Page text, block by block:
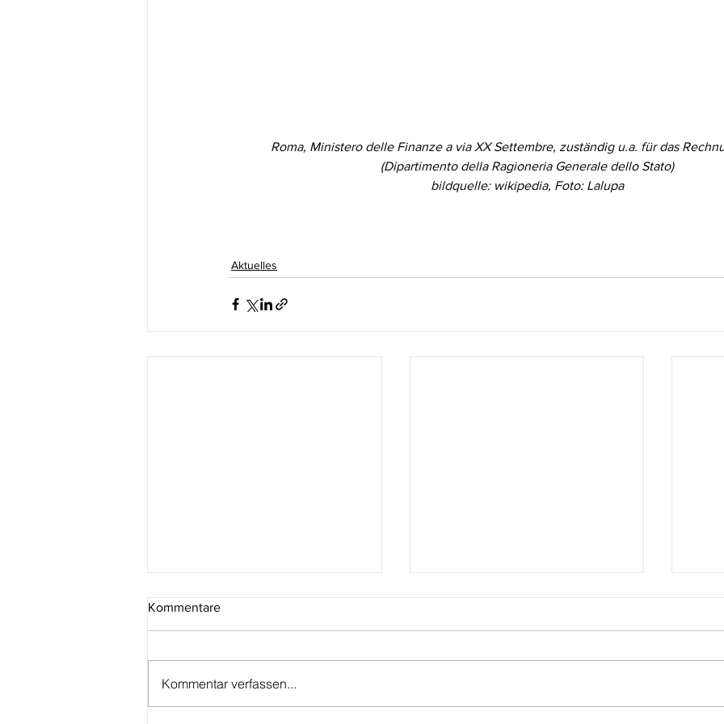
Roma, Ministero delle Finanze a via XX Settembre, zuständig u.a. für das
(Dipartimento della Ragioneria Generale dello Stato)
bildquelle: wikipedia, Foto: Lalupa
Aktuelles
Kommentare
Kommentar verfassen...